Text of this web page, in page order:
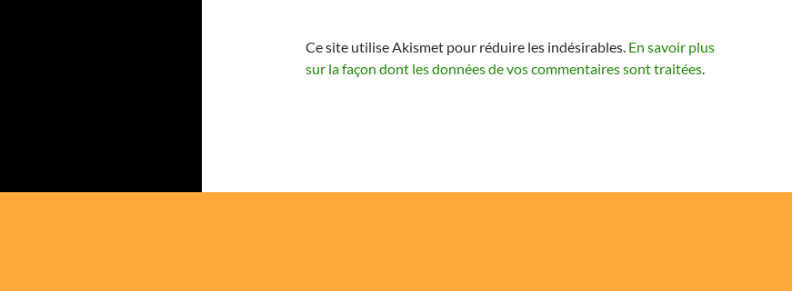
Ce site utilise Akismet pour réduire les indésirables. En savoir plus
sur la façon dont les données de vos commentaires sont traitées.